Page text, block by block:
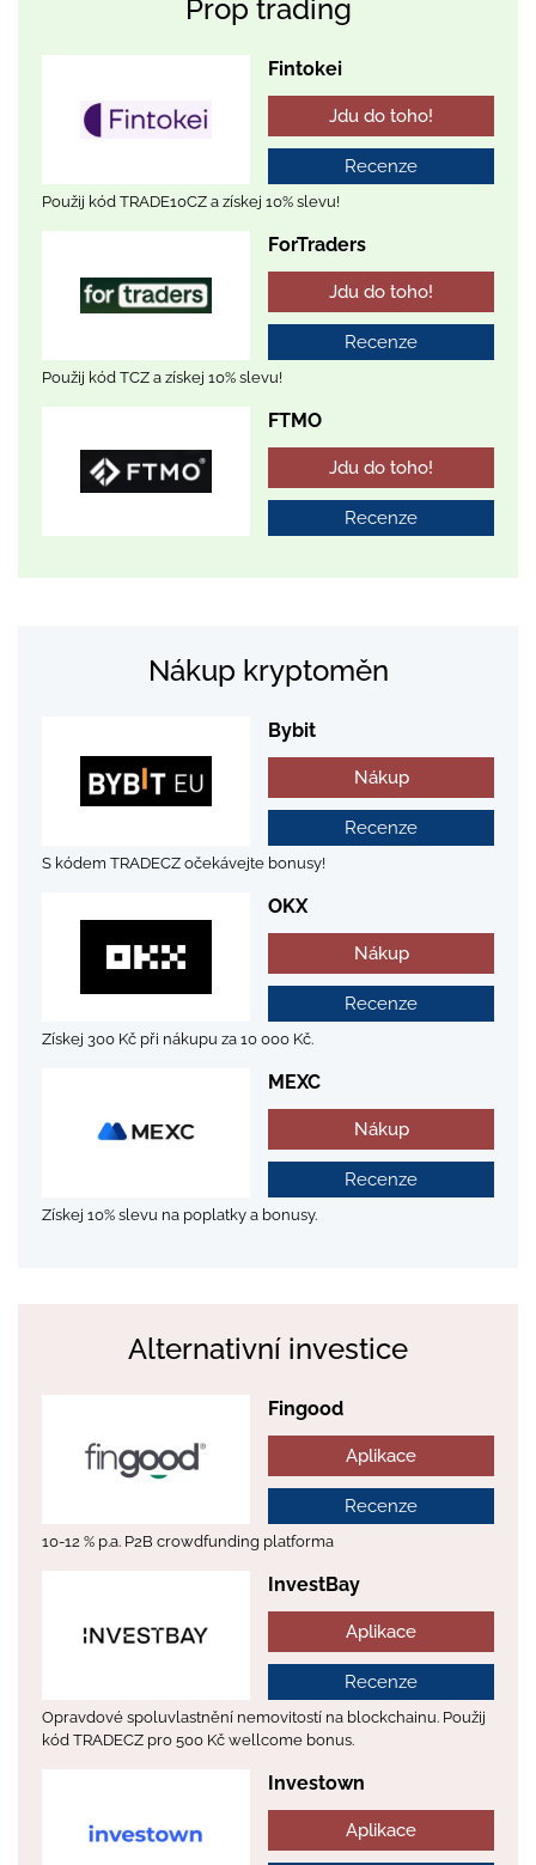
Prop trading
Fintokei
Jdu do toho!
Recenze
Použij kód TRADE10CZ a získej 10% slevu!
ForTraders
Jdu do toho!
Recenze
Použij kód TCZ a získej 10% slevu!
FTMO
Jdu do toho!
Recenze
Nákup kryptoměn
Bybit
Nákup
Recenze
S kódem TRADECZ očekávejte bonusy!
OKX
Nákup
Recenze
Získej 300 Kč při nákupu za 10 000 Kč.
MEXC
Nákup
Recenze
Získej 10% slevu na poplatky a bonusy.
Alternativní investice
Fingood
Aplikace
Recenze
10-12 % p.a. P2B crowdfunding platforma
InvestBay
Aplikace
Recenze
Opravdové spoluvlastnění nemovitostí na blockchainu. Použij
kód TRADECZ pro 500 Kč wellcome bonus.
Investown
Aplikace